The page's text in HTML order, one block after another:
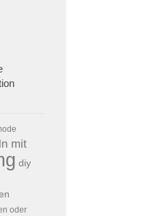
mit
diy
oder